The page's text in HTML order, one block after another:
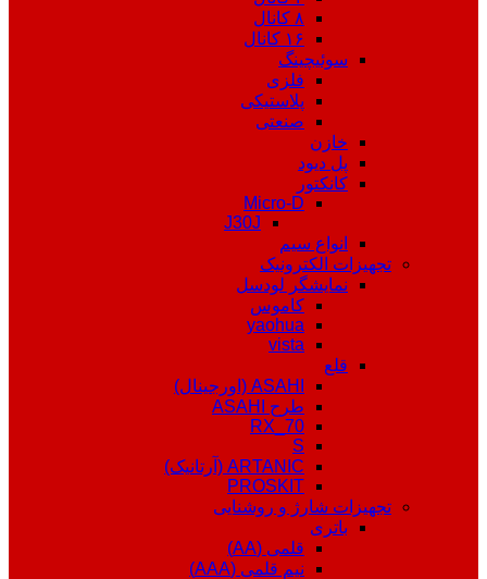
۸ کانال
۱۶ کانال
سوئیچینگ
فلزی
پلاستیکی
صنعتی
خازن
پل دیود
کانکتور
Micro-D
J30J
انواع سیم
تجهیزات الکترونیک
نمایشگر لودسل
کاموس
yaohua
vista
قلع
ASAHI (اورجینال)
طرح ASAHI
RX_70
S
ARTANIC (آرتانیک)
PROSKIT
تجهیزات شارژ و روشنایی
باتری
قلمی (AA)
نیم قلمی (AAA)